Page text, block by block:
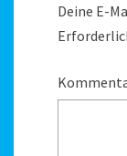
Deine E-